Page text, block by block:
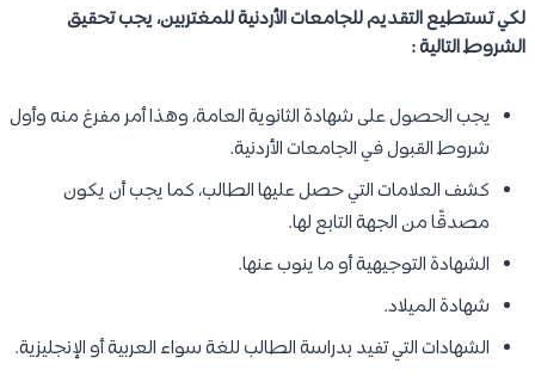
لكي تستطيع التقديم للجامعات الأردنية للمغتربين، يجب تحقيق
الشروط التالية :
يجب الحصول على شهادة الثانوية العامة، وهذا أمر مفرغ منه وأول
شروط القبول في الجامعات الأردنية.
كشف العلامات التي حصل عليها الطالب، كما يجب أن يكون
مصدقًا من الجهة التابع لها.
الشهادة التوجيهية أو ما ينوب عنها.
شهادة الميلاد.
الشهادات التي تفيد بدراسة الطالب للغة سواء العربية أو الإنجليزية.